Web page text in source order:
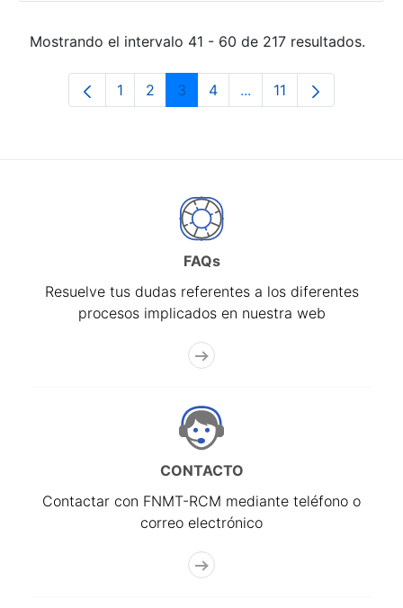
Mostrando el intervalo 41 - 60 de 217 resultados.
Página
1 Página
2 Página
3 Página
4 ...Páginas intermedias
Página
11
FAQs
Resuelve tus dudas referentes a los diferentes
procesos implicados en nuestra web
CONTACTO
Contactar con FNMT-RCM mediante teléfono o
correo electrónico